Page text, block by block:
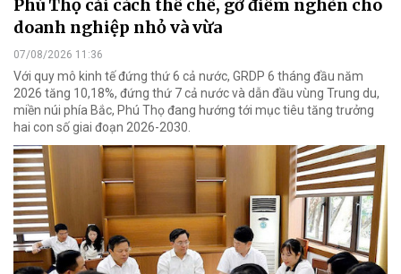
Phú Thọ cải cách thể chế, gỡ điểm nghẽn cho
doanh nghiệp nhỏ và vừa
07/08/2026 11:36
Với quy mô kinh tế đứng thứ 6 cả nước, GRDP 6 tháng đầu năm
2026 tăng 10,18%, đứng thứ 7 cả nước và dẫn đầu vùng Trung du,
miền núi phía Bắc, Phú Thọ đang hướng tới mục tiêu tăng trưởng
hai con số giai đoạn 2026-2030.